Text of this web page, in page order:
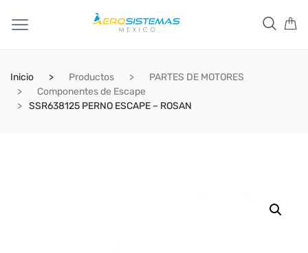
Inicio Productos
PARTES DE MOTORES
Componentes de Escape
SSR638125 PERNO ESCAPE – ROSAN